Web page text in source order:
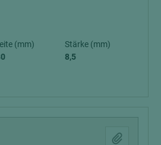
(mm)
Stärke (mm)
8,5